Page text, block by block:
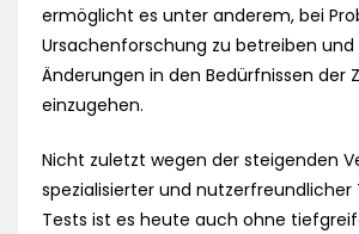
ermöglicht es unter anderem, bei
Ursachenforschung zu betreiben
Änderungen in den Bedürfnissen der
einzugehen.
Nicht zuletzt wegen der steigenden
spezialisierter und nutzerfreundlicher
Tests ist es heute auch ohne